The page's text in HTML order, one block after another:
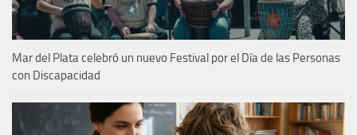
Mar del Plata celebró un nuevo Festival por el Día de las Personas
con Discapacidad